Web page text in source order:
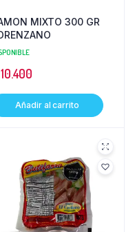
MIXTO 300 GR
10.400
Añadir al carrito